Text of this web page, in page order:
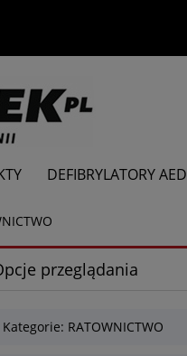
DEFIBRYLATORY AED
przeglądania
Kategorie: RATOWNICTWO